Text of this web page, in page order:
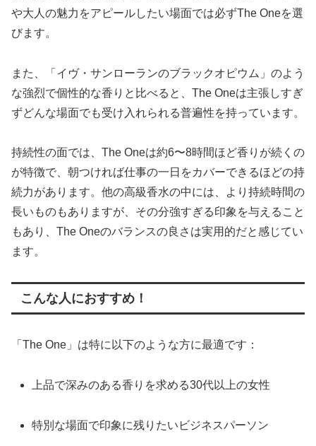
や大人の魅力をアピールしたい場面では必ずThe Oneを選
びます。
また、「イヴ・サンローランのブラックオピウム」のよう
な強烈で個性的な香りと比べると、The Oneは主張しすぎ
ずどんな場面でも受け入れられる普遍性を持っています。
持続性の面では、The Oneは約6〜8時間ほど香りが続くの
が特徴で、朝つければ仕事の一日をカバーできるほどの持
続力があります。他の高級香水の中には、より持続時間の
長いものもありますが、その分強すぎる印象を与えること
もあり、The Oneのバランスの良さは実用的だと感じてい
ます。
こんな人におすすめ！
「The One」は特に以下のような方に最適です：
上品で深みのある香りを求める30代以上の女性
特別な場面で印象に残りたいビジネスパーソン